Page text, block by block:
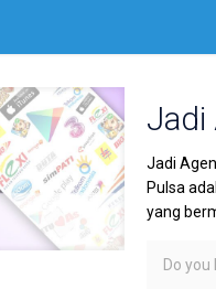
Jadi
Jadi
Pulsa
yang
Do you